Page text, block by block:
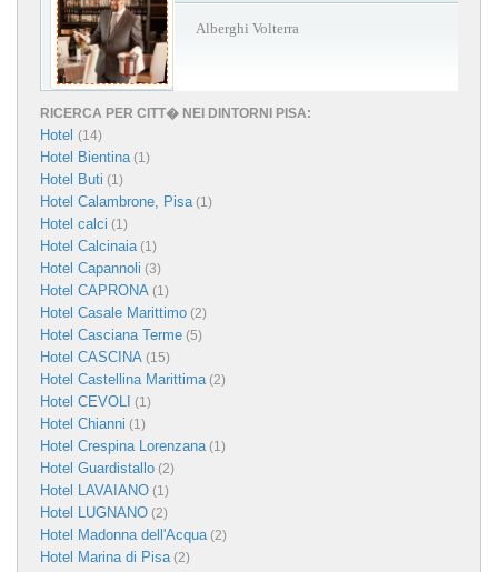
Alberghi Volterra
RICERCA PER CITT� NEI DINTORNI PISA:
Hotel (14)
Hotel Bientina(1)
Hotel Buti (1)
Hotel Calambrone, Pisa(1)
Hotel calci (1)
Hotel Calcinaia(1)
Hotel Capannoli (3)
Hotel CAPRONA (1)
Hotel Casale Marittimo (2)
Hotel Casciana Terme (5)
Hotel CASCINA (15)
Hotel Castellina Marittima(2)
Hotel CEVOLI (1)
Hotel Chianni (1)
Hotel Crespina Lorenzana(1)
Hotel Guardistallo (2)
Hotel LAVAIANO (1)
Hotel LUGNANO (2)
Hotel Madonna dell'Acqua(2)
Hotel Marina di Pisa(2)